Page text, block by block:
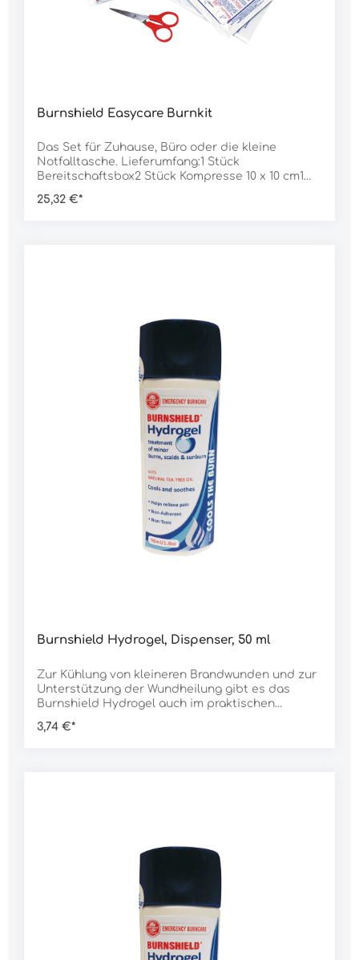
Burnshield Easycare Burnkit
Das Set für Zuhause, Büro oder die kleine
Notfalltasche. Lieferumfang:1 Stück
Bereitschaftsbox2 Stück Kompresse 10 x 10 cm1
3,5 ml3 Stück Fixierpflaster1 Stück Folienpflaster2
25,32 €*
Burnshield Hydrogel, Dispenser, 50 ml
Zur Kühlung von kleineren Brandwunden und zur
Unterstützung der Wundheilung gibt es das
Burnshield Hydrogel auch im praktischen
mlGewicht: 70 g
3,74 €*